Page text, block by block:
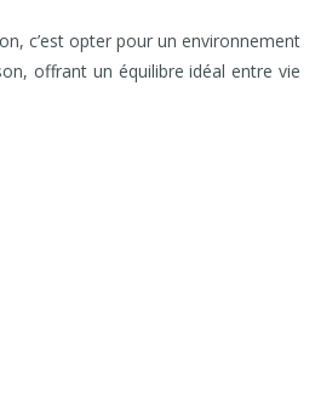
c’est opter pour un environnement
offrant un équilibre idéal entre vie